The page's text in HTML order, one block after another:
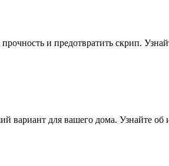
и предотвратить скрип.
для вашего дома. Узнайте об